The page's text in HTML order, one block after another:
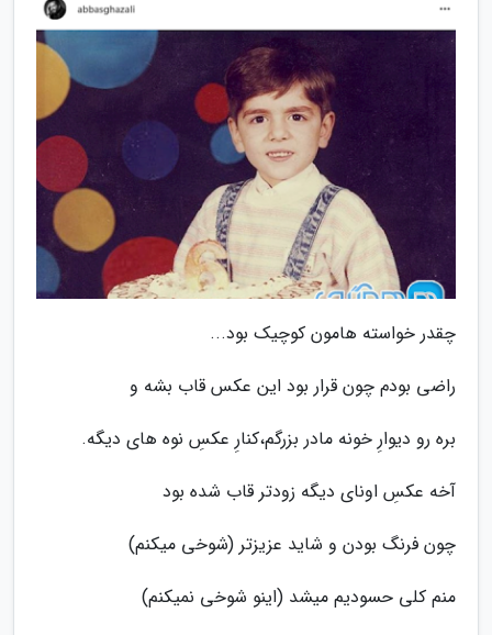
چقدر خواسته هامون کوچیک بود...
راضی بودم چون قرار بود این عکس قاب بشه و
بره رو دیوارِ خونه مادر بزرگم،کنارِ عکسِ نوه های دیگه.
آخه عکسِ اونای دیگه زودتر قاب شده بود
چون فرنگ بودن و شاید عزیزتر (شوخی میکنم)
منم کلی حسودیم میشد (اینو شوخی نمیکنم)